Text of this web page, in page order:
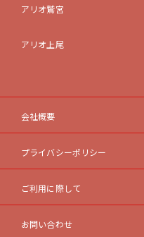
アリオ鷲宮
アリオ上尾
会社概要
プライバシーポリシー
ご利用に際して
お問い合わせ